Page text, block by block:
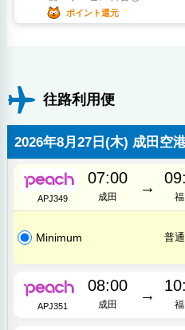
ポイント還元
往路利用便
2026年8月27日(木) 成田
APJ349
07:00
成田
→
Minimum 普
APJ351
08:00
成田
→